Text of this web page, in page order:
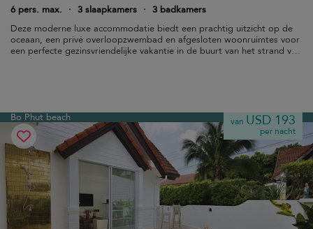
6 pers. max.
· 3 slaapkamers · 3 badkamers
Deze moderne luxe accommodatie biedt een prachtig uitzicht op de
oceaan, een privé overloopzwembad en afgesloten woonruimtes voor
een perfecte gezinsvriendelijke vakantie in de buurt van het strand van
Bo Phut
Bo Phut beach van USD 193
per nacht